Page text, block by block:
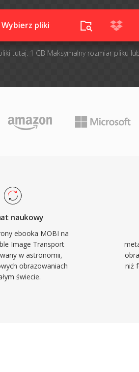
Wybierz pliki
tutaj. 1 GB Maksymalny rozmiar pliku
naukowy
ebooka MOBI na
Image Transport
w astronomii,
obrazowaniach
świecie.
niż